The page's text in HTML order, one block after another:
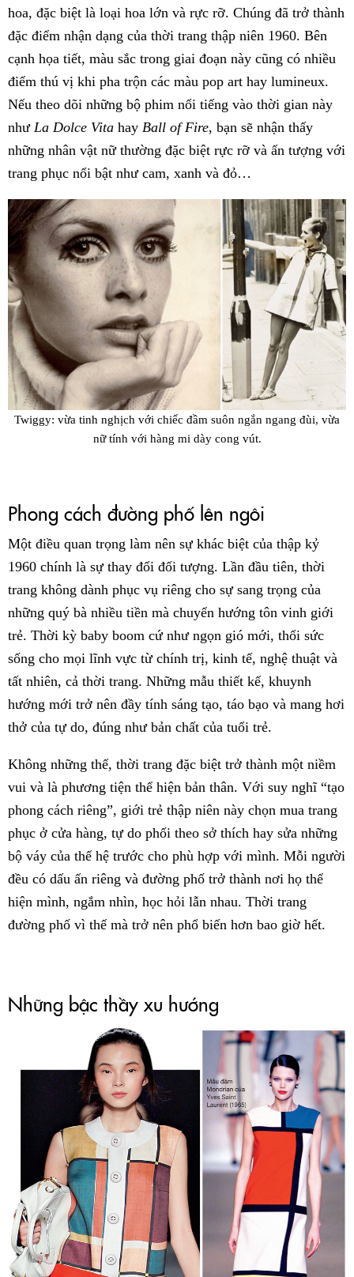
hoa, đặc biệt là loại hoa lớn và rực rỡ. Chúng đã trở thành
đặc điểm nhận dạng của thời trang thập niên 1960. Bên
cạnh họa tiết, màu sắc trong giai đoạn này cũng có nhiều
điểm thú vị khi pha trộn các màu pop art hay lumineux.
Nếu theo dõi những bộ phim nổi tiếng vào thời gian này
như La Dolce Vita hay Ball of Fire, bạn sẽ nhận thấy
những nhân vật nữ thường đặc biệt rực rỡ và ấn tượng với
trang phục nổi bật như cam, xanh và đỏ…
Twiggy: vừa tinh nghịch với chiếc đầm suôn ngắn ngang đùi, vừa
nữ tính với hàng mi dày cong vút.
Phong cách đường phố lên ngôi
Một điều quan trọng làm nên sự khác biệt của thập kỷ
1960 chính là sự thay đổi đối tượng. Lần đầu tiên, thời
trang không dành phục vụ riêng cho sự sang trọng của
những quý bà nhiều tiền mà chuyển hướng tôn vinh giới
trẻ. Thời kỳ baby boom cứ như ngọn gió mới, thổi sức
sống cho mọi lĩnh vực từ chính trị, kinh tế, nghệ thuật và
tất nhiên, cả thời trang. Những mẫu thiết kế, khuynh
hướng mới trở nên đầy tính sáng tạo, táo bạo và mang hơi
thở của tự do, đúng như bản chất của tuổi trẻ.
Không những thế, thời trang đặc biệt trở thành một niềm
vui và là phương tiện thể hiện bản thân. Với suy nghĩ “tạo
phong cách riêng”, giới trẻ thập niên này chọn mua trang
phục ở cửa hàng, tự do phối theo sở thích hay sửa những
bộ váy của thế hệ trước cho phù hợp với mình. Mỗi người
đều có dấu ấn riêng và đường phố trở thành nơi họ thể
hiện mình, ngắm nhìn, học hỏi lẫn nhau. Thời trang
đường phố vì thế mà trở nên phổ biến hơn bao giờ hết.
Những bậc thầy xu hướng